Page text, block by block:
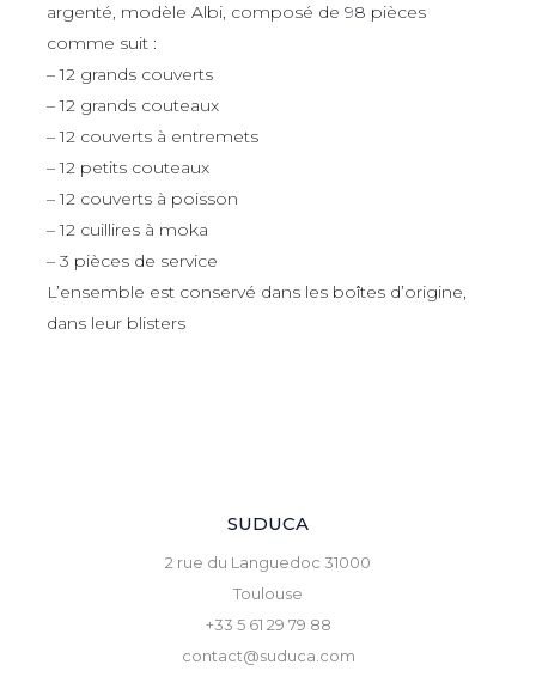
argenté, modèle Albi, composé de 98 pièces
comme suit :
– 12 grands couverts
– 12 grands couteaux
– 12 couverts à entremets
– 12 petits couteaux
– 12 couverts à poisson
– 12 cuillires à moka
– 3 pièces de service
L’ensemble est conservé dans les boîtes d’origine,
dans leur blisters
SUDUCA
2 rue du Languedoc 31000
Toulouse
+33 5 61 29 79 88
contact@suduca.com